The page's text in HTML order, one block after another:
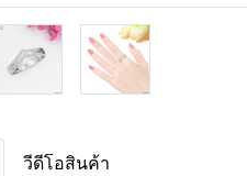
วีดีโอสินค้า